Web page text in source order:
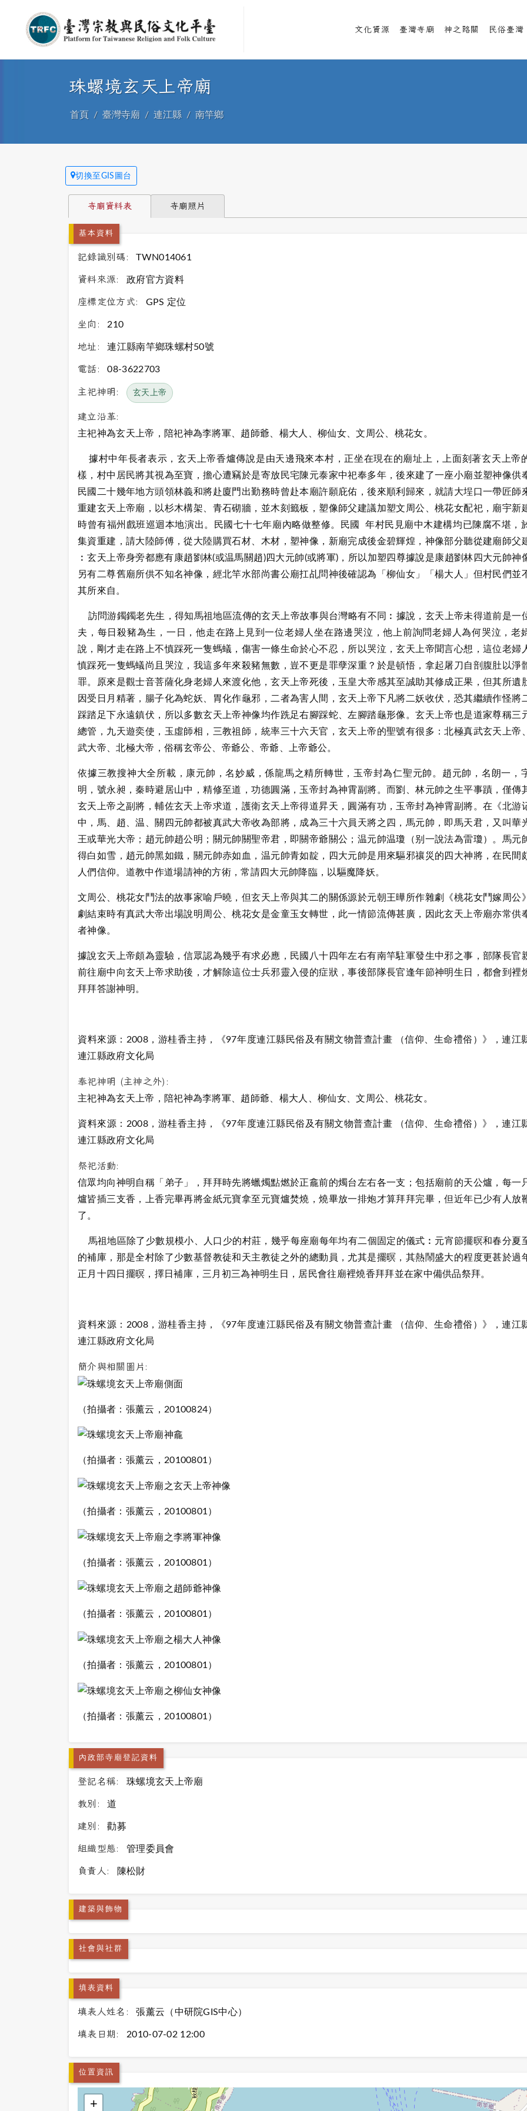
文化資源 臺灣寺廟 神之路關 民俗臺灣
珠螺境玄天上帝廟
首頁 臺灣寺廟 連江縣 南竿鄉
切換至GIS圖台
寺廟資料表 寺廟照片
基本資料
記錄識別碼: TWN014061
資料來源: 政府官方資料
座標定位方式: GPS 定位
坐向: 210
地址: 連江縣南竿鄉珠螺村50號
電話: 08-3622703
主祀神明: 玄天上帝
建立沿革:
主祀神為玄天上帝，陪祀神為李將軍、趙師爺、楊大人、柳仙女、文周公、桃花女。
據村中年長者表示，玄天上帝香爐傳說是由天邊飛來本村，正坐在現在的廟址上，上面刻著玄天上帝
樣，村中居民將其視為至寶，擔心遭竊於是寄放民宅陳元泰家中祀奉多年，後來建了一座小廟並塑神像供
民國二十幾年地方頭領林義和將赴廈門出勤務時曾赴本廟許願庇佑，後來順利歸來，就請大埕口一帶匠師
重建玄天上帝廟，以杉木構架、青石砌牆，並木刻籤板，塑像師父建議加塑文周公、桃花女配祀，廟宇新
時曾有福州戲班巡迴本地演出。民國七十七年廟內略做整修。民國 年村民見廟中木建構均已陳腐不堪，
集資重建，請大陸師傅，從大陸購買石材、木材，塑神像，新廟完成後金碧輝煌，神像部分聽從建廟師父
︰玄天上帝身旁都應有康趙劉林(或温馬關趙)四大元帥(或將軍)，所以加塑四尊據說是康趙劉林四大元帥神
另有二尊舊廟所供不知名神像，經北竿水部尚書公廟扛乩問神後確認為「柳仙女」「楊大人」但村民們並
其所來自。
訪問游鐲鐲老先生，得知馬祖地區流傳的玄天上帝故事與台灣略有不同︰據說，玄天上帝未得道前是一
夫，每日殺豬為生，一日，他走在路上見到一位老婦人坐在路邊哭泣，他上前詢問老婦人為何哭泣，老
說，剛才走在路上不慎踩死一隻螞蟻，傷害一條生命於心不忍，所以哭泣，玄天上帝聞言心想，這位老婦
慎踩死一隻螞蟻尚且哭泣，我這多年來殺豬無數，豈不更是罪孽深重？於是頓悟，拿起屠刀自剖腹肚以淨
罪。原來是觀士音菩薩化身老婦人來渡化他，玄天上帝死後，玉皇大帝感其至誠助其修成正果，但其所遺
因受日月精著，腸子化為蛇妖、胃化作龜邪，二者為害人間，玄天上帝下凡將二妖收伏，恐其繼續作怪將
踩踏足下永遠鎮伏，所以多數玄天上帝神像均作跣足右腳踩蛇、左腳踏龜形像。玄天上帝也是道家尊稱三
總管，九天遊奕使，玉虛師相，三教祖師，統率三十六天官，玄天上帝的聖號有很多：北極真武玄天上帝
武大帝、北極大帝，俗稱玄帝公、帝爺公、帝爺、上帝爺公。
依據三教搜神大全所載，康元帥，名妙威，係龍馬之精所轉世，玉帝封為仁聖元帥。趙元帥，名朗一，
明，號永昶，秦時避居山中，精修至道，功德圓滿，玉帝封為神霄副將。而劉、林元帥之生平事蹟，僅傳
玄天上帝之副將，輔佐玄天上帝求道，護衛玄天上帝得道昇天，圓滿有功，玉帝封為神霄副將。在《北游
中，馬、趙、温、關四元帥都被真武大帝收為部將，成為三十六員天將之四，馬元帥，即馬天君，又叫華
王或華光大帝；趙元帥趙公明；關元帥關聖帝君，即關帝爺關公；温元帥温瓊（别一說法為雷瓊）。馬元
得白如雪，趙元帥黑如鐵，關元帥赤如血，温元帥青如靛，四大元帥是用來驅邪禳災的四大神將，在民間
人們信仰。道教中作道場請神的方術，常請四大元帥降臨，以驅魔降妖。
文周公、桃花女鬥法的故事家喻戶曉，但玄天上帝與其二的關係源於元朝王曄所作雜劇《桃花女鬥嫁周公
劇結束時有真武大帝出場說明周公、桃花女是金童玉女轉世，此一情節流傳甚廣，因此玄天上帝廟亦常供
者神像。
據說玄天上帝頗為靈驗，信眾認為幾乎有求必應，民國八十四年左右有南竿駐軍發生中邪之事，部隊長官
前往廟中向玄天上帝求助後，才解除這位士兵邪靈入侵的症狀，事後部隊長官逢年節神明生日，都會到裡
拜拜答謝神明。
資料來源：2008，游桂香主持，《97年度連江縣民俗及有關文物普查計畫 （信仰、生命禮俗）》，連江
連江縣政府文化局
奉祀神明 (主神之外):
主祀神為玄天上帝，陪祀神為李將軍、趙師爺、楊大人、柳仙女、文周公、桃花女。
資料來源：2008，游桂香主持，《97年度連江縣民俗及有關文物普查計畫 （信仰、生命禮俗）》，連江
連江縣政府文化局
祭祀活動:
信眾均向神明自稱「弟子」，拜拜時先將蠟燭點燃於正龕前的燭台左右各一支；包括廟前的天公爐，每一
爐皆插三支香，上香完畢再將金紙元寶拿至元寶爐焚燒，燒畢放一排炮才算拜拜完畢，但近年已少有人放
了。
馬祖地區除了少數規模小、人口少的村莊，幾乎每座廟每年均有二個固定的儀式︰元宵節擺暝和春分夏
的補庫，那是全村除了少數基督教徒和天主教徒之外的總動員，尤其是擺暝，其熱鬧盛大的程度更甚於過
正月十四日擺暝，擇日補庫，三月初三為神明生日，居民會往廟裡燒香拜拜並在家中備供品祭拜。
資料來源：2008，游桂香主持，《97年度連江縣民俗及有關文物普查計畫 （信仰、生命禮俗）》，連江
連江縣政府文化局
簡介與相關圖片:
（拍攝者：張薰云，20100824）
（拍攝者：張薰云，20100801）
（拍攝者：張薰云，20100801）
（拍攝者：張薰云，20100801）
（拍攝者：張薰云，20100801）
（拍攝者：張薰云，20100801）
（拍攝者：張薰云，20100801）
內政部寺廟登記資料
登記名稱: 珠螺境玄天上帝廟
教別: 道
建別: 勸募
組織型態: 管理委員會
負責人: 陳松財
建築與飾物
社會與社群
填表資料
填表人姓名: 張薰云（中研院GIS中心）
填表日期: 2010-07-02 12:00
位置資訊
+